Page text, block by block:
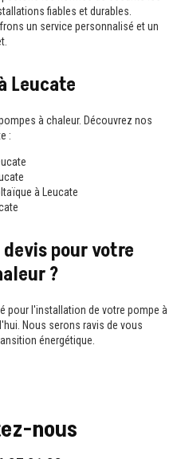
fiables et durables.
un service personnalisé et un
Leucate
à chaleur. Découvrez nos
:
à Leucate
pour votre
?
pour l'installation de votre pompe à
Nous serons ravis de vous
énergétique.
nous